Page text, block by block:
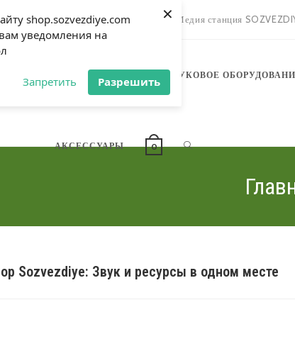
shop.sozvezdiye.com
уведомления на
Запретить Разрешить
×
оборудования Форум музыкантов Медия станция
DJ ОБОРУДОВАНИЕ ЗВУКОВОЕ
АКСЕССУАРЫ 0 ПЕРЕКЛЮЧИТЬ
Sozvezdiye: Звук и ресурсы в одном месте